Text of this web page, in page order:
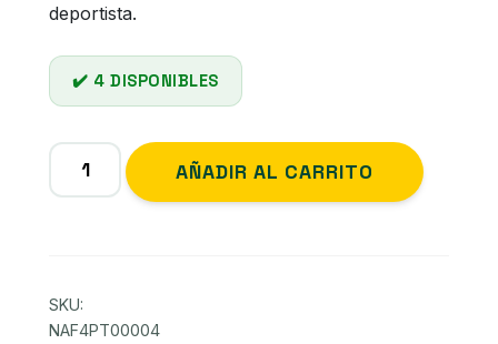
deportista.
4 DISPONIBLES
TEOGEN
Té
de
500
AÑADIR AL CARRITO
SKU:
NAF4PT00004